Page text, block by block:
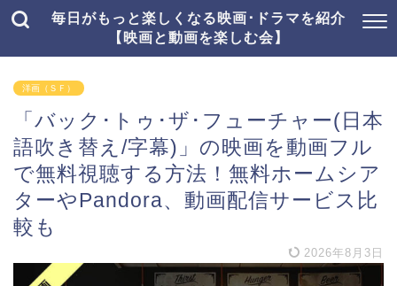
毎日がもっと楽しくなる映画･ドラマを紹介
【映画と動画を楽しむ会】
洋画（ＳＦ）
「バック･トゥ･ザ･フューチャー(日本
語吹き替え/字幕)」の映画を動画フル
で無料視聴する方法！無料ホームシア
ターやPandora、動画配信サービス比
較も
2026年8月3日